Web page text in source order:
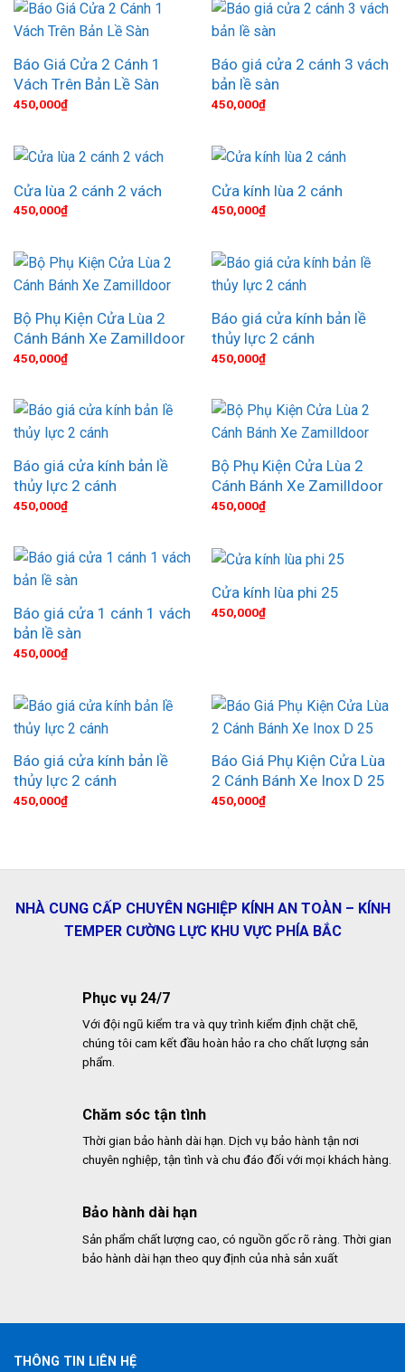
Báo Giá Cửa 2 Cánh 1
Vách Trên Bản Lề Sàn
450,000₫
Báo giá cửa 2 cánh 3 vách
bản lề sàn
450,000₫
Cửa lùa 2 cánh 2 vách
450,000₫
Cửa kính lùa 2 cánh
450,000₫
Bộ Phụ Kiện Cửa Lùa 2
Cánh Bánh Xe Zamilldoor
450,000₫
Báo giá cửa kính bản lề
thủy lực 2 cánh
450,000₫
Báo giá cửa kính bản lề
thủy lực 2 cánh
450,000₫
Bộ Phụ Kiện Cửa Lùa 2
Cánh Bánh Xe Zamilldoor
450,000₫
Báo giá cửa 1 cánh 1 vách
bản lề sàn
450,000₫
Cửa kính lùa phi 25
450,000₫
Báo giá cửa kính bản lề
thủy lực 2 cánh
450,000₫
Báo Giá Phụ Kiện Cửa Lùa
2 Cánh Bánh Xe Inox D 25
450,000₫
NHÀ CUNG CẤP CHUYÊN NGHIỆP KÍNH AN TOÀN – KÍNH
TEMPER CƯỜNG LỰC KHU VỰC PHÍA BẮC
Phục vụ 24/7
Với đội ngũ kiểm tra và quy trình kiểm định chặt chẽ,
chúng tôi cam kết đầu hoàn hảo ra cho chất lượng sản
phẩm.
Chăm sóc tận tình
Thời gian bảo hành dài hạn. Dịch vụ bảo hành tận nơi
chuyên nghiệp, tận tình và chu đáo đối với mọi khách hàng.
Bảo hành dài hạn
Sản phẩm chất lượng cao, có nguồn gốc rõ ràng. Thời gian
bảo hành dài hạn theo quy định của nhà sản xuất
THÔNG TIN LIÊN HỆ